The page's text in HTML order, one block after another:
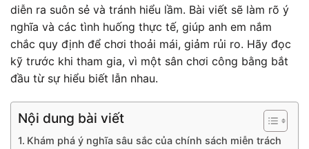
diễn ra suôn sẻ và tránh hiểu lầm. Bài viết sẽ làm rõ ý
nghĩa và các tình huống thực tế, giúp anh em nắm
chắc quy định để chơi thoải mái, giảm rủi ro. Hãy đọc
kỹ trước khi tham gia, vì một sân chơi công bằng bắt
đầu từ sự hiểu biết lẫn nhau.
Nội dung bài viết
Khám phá ý nghĩa sâu sắc của chính sách miễn trách